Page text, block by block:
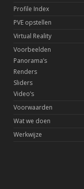
Profile Index
PVE opstellen
Virtual Reality
Voorbeelden
Panorama’s
Renders
Sliders
Video’s
Voorwaarden
Wat we doen
Werkwijze